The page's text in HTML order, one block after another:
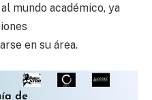
mundo académico, ya
en su área.